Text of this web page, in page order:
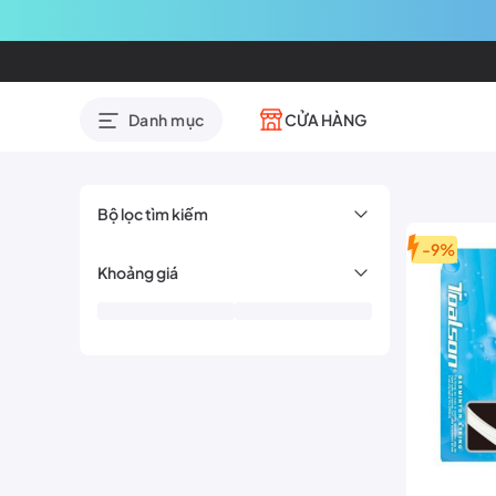
Danh mục CỬA HÀNG
Bộ lọc tìm kiếm
Khoảng giá
-9%